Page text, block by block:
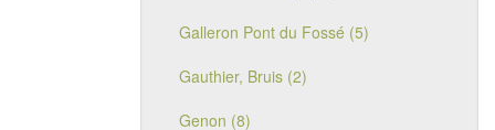
Galleron Pont du Fossé (5)
Gauthier, Bruis (2)
Genon (8)